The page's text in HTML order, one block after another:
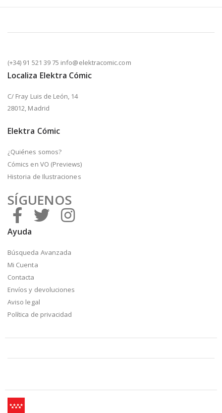
(+34) 91 521 39 75 info@elektracomic.com
Localiza Elektra Cómic
C/ Fray Luis de León, 14
28012, Madrid
Elektra Cómic
¿Quiénes somos?
Cómics en VO (Previews)
Historia de Ilustraciones
SÍGUENOS
Ayuda
Búsqueda Avanzada
Mi Cuenta
Contacta
Envíos y devoluciones
Aviso legal
Política de privacidad